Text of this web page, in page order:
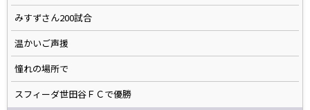
みすずさん200試合
温かいご声援
憧れの場所で
スフィーダ世田谷ＦＣで優勝